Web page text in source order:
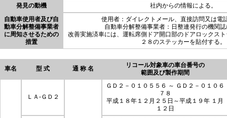
発見の動機
社内からの情報による。
自動車使用者及び自
動車分解整備事業者
に周知させるための
措置
使用者：ダイレクトメール、直接訪問又は電
自動車分解整備事業者：日整連発行の機関
改善実施済車には、運転席側ドア開口部のドアロックス
２８のステッカーを貼付する。
車名 型 式 通 称 名
リコール対象車の車台番号の
範囲及び製作期間
ＬＡ-ＧＤ２
ＧＤ２－０１０５５６ ～ ＧＤ２－０１０６
７８
平成１８年１２月２５日～平成１９年 １月
１２日